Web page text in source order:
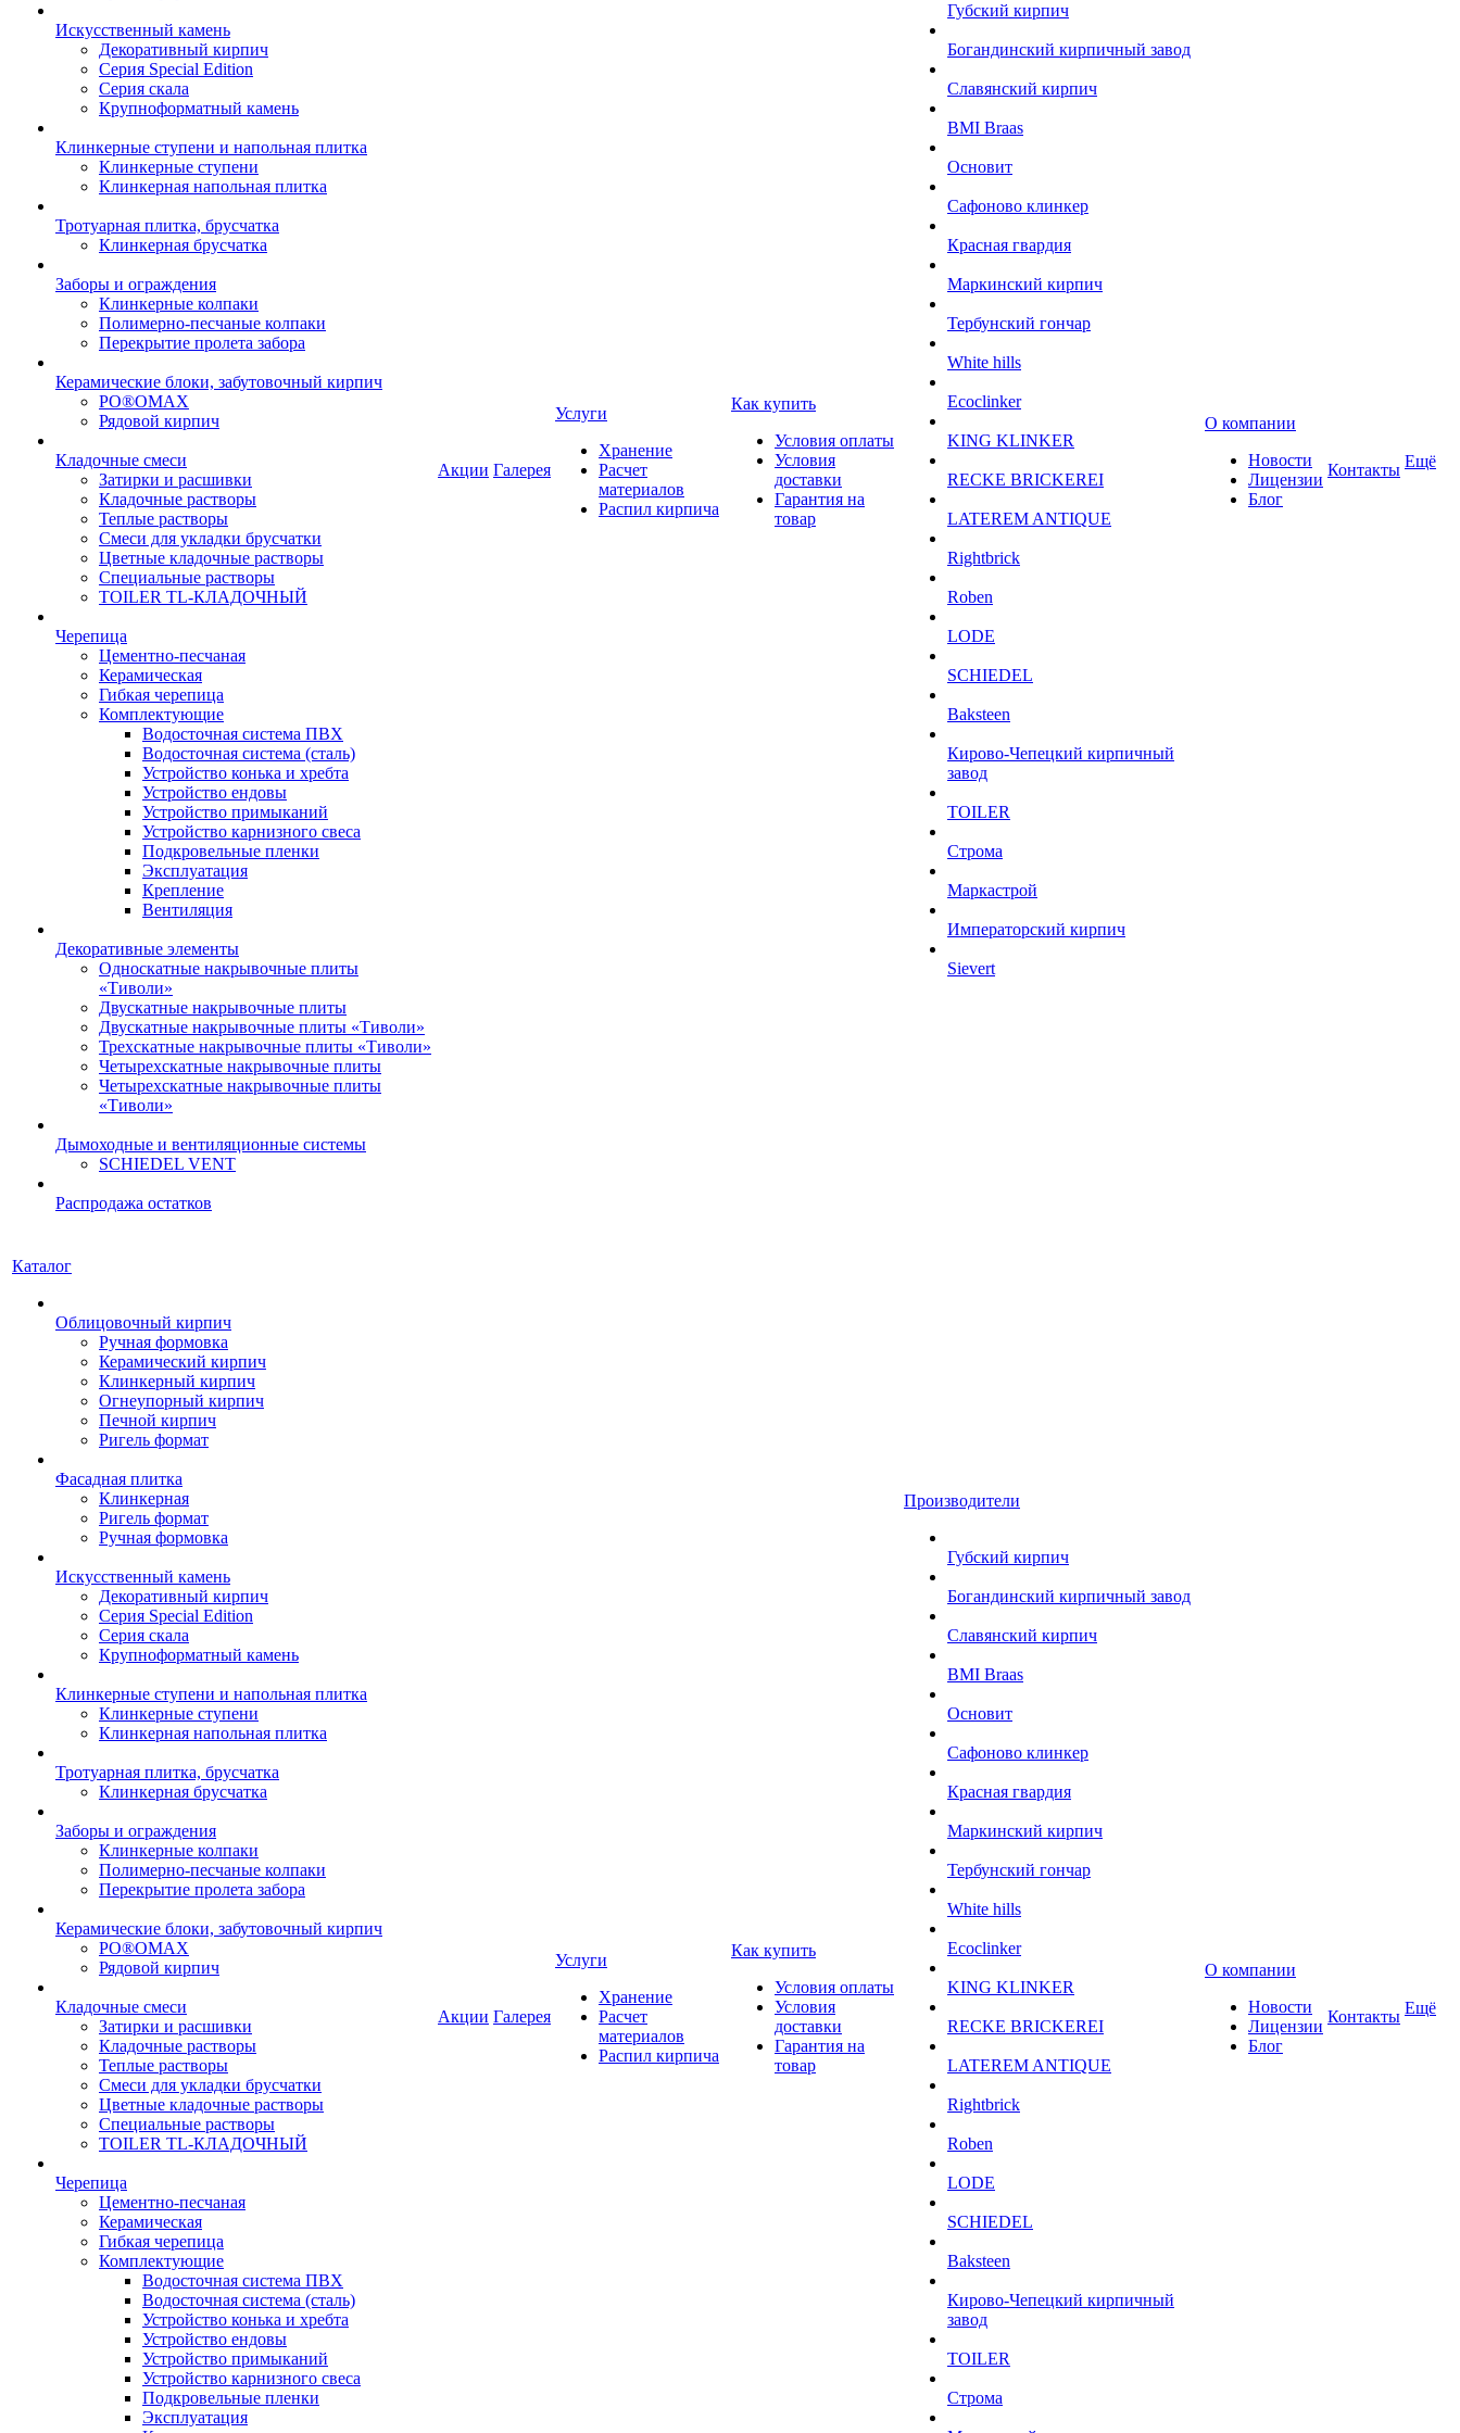
Искусственный камень
Декоративный кирпич
Серия Special Edition
Серия скала
Крупноформатный камень
Клинкерные ступени и напольная плитка
Клинкерные ступени
Клинкерная напольная плитка
Тротуарная плитка, брусчатка
Клинкерная брусчатка
Заборы и ограждения
Клинкерные колпаки
Полимерно-песчаные колпаки
Перекрытие пролета забора
Керамические блоки, забутовочный кирпич
PO®OMAX
Рядовой кирпич
Кладочные смеси
Затирки и расшивки
Кладочные растворы
Теплые растворы
Смеси для укладки брусчатки
Цветные кладочные растворы
Специальные растворы
TOILER TL-КЛАДОЧНЫЙ
Черепица
Цементно-песчаная
Керамическая
Гибкая черепица
Комплектующие
Водосточная система ПВХ
Водосточная система (сталь)
Устройство конька и хребта
Устройство ендовы
Устройство примыканий
Устройство карнизного свеса
Подкровельные пленки
Эксплуатация
Крепление
Вентиляция
Декоративные элементы
Односкатные накрывочные плиты
«Тиволи»
Двускатные накрывочные плиты
Двускатные накрывочные плиты «Тиволи»
Трехскатные накрывочные плиты «Тиволи»
Четырехскатные накрывочные плиты
Четырехскатные накрывочные плиты
«Тиволи»
Дымоходные и вентиляционные системы
SCHIEDEL VENT
Распродажа остатков
Акции Галерея
Услуги
Хранение
Расчет
материалов
Распил кирпича
Как купить
Условия оплаты
Условия
доставки
Гарантия на
товар
Губский кирпич
Богандинский кирпичный завод
Славянский кирпич
BMI Braas
Основит
Сафоново клинкер
Красная гвардия
Маркинский кирпич
Тербунский гончар
White hills
Ecoclinker
KING KLINKER
RECKE BRICKEREI
LATEREM ANTIQUE
Rightbrick
Roben
LODE
SCHIEDEL
Baksteen
Кирово-Чепецкий кирпичный
завод
TOILER
Строма
Маркастрой
Императорский кирпич
Sievert
О компании
Новости
Лицензии
Блог
Контакты Ещё
Каталог
Облицовочный кирпич
Ручная формовка
Керамический кирпич
Клинкерный кирпич
Огнеупорный кирпич
Печной кирпич
Ригель формат
Фасадная плитка
Клинкерная
Ригель формат
Ручная формовка
Искусственный камень
Декоративный кирпич
Серия Special Edition
Серия скала
Крупноформатный камень
Клинкерные ступени и напольная плитка
Клинкерные ступени
Клинкерная напольная плитка
Тротуарная плитка, брусчатка
Клинкерная брусчатка
Заборы и ограждения
Клинкерные колпаки
Полимерно-песчаные колпаки
Перекрытие пролета забора
Керамические блоки, забутовочный кирпич
PO®OMAX
Рядовой кирпич
Кладочные смеси
Затирки и расшивки
Кладочные растворы
Теплые растворы
Смеси для укладки брусчатки
Цветные кладочные растворы
Специальные растворы
TOILER TL-КЛАДОЧНЫЙ
Черепица
Цементно-песчаная
Керамическая
Гибкая черепица
Комплектующие
Водосточная система ПВХ
Водосточная система (сталь)
Устройство конька и хребта
Устройство ендовы
Устройство примыканий
Устройство карнизного свеса
Подкровельные пленки
Эксплуатация
Акции Галерея
Услуги
Хранение
Расчет
материалов
Распил кирпича
Как купить
Условия оплаты
Условия
доставки
Гарантия на
товар
Производители
Губский кирпич
Богандинский кирпичный завод
Славянский кирпич
BMI Braas
Основит
Сафоново клинкер
Красная гвардия
Маркинский кирпич
Тербунский гончар
White hills
Ecoclinker
KING KLINKER
RECKE BRICKEREI
LATEREM ANTIQUE
Rightbrick
Roben
LODE
SCHIEDEL
Baksteen
Кирово-Чепецкий кирпичный
завод
TOILER
Строма
О компании
Новости
Лицензии
Блог
Контакты Ещё